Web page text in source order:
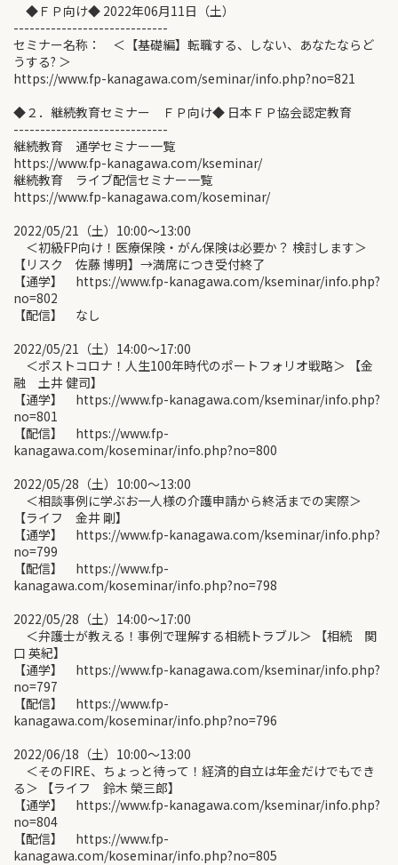
◆ＦＰ向け◆ 2022年06月11日（土）
-----------------------------
セミナー名称： ＜【基礎編】転職する、しない、あなたならど
うする? ＞
https://www.fp-kanagawa.com/seminar/info.php?no=821
◆２．継続教育セミナー ＦＰ向け◆ 日本ＦＰ協会認定教育
-----------------------------
継続教育 通学セミナー一覧
https://www.fp-kanagawa.com/kseminar/
継続教育 ライブ配信セミナー一覧
https://www.fp-kanagawa.com/koseminar/
2022/05/21（土）10:00〜13:00
＜初級FP向け！医療保険・がん保険は必要か？ 検討します＞
【リスク 佐藤 博明】→満席につき受付終了
【通学】 https://www.fp-kanagawa.com/kseminar/info.php?
no=802
【配信】 なし
2022/05/21（土）14:00〜17:00
＜ポストコロナ！人生100年時代のポートフォリオ戦略＞ 【金
融 土井 健司】
【通学】 https://www.fp-kanagawa.com/kseminar/info.php?
no=801
【配信】 https://www.fp-
kanagawa.com/koseminar/info.php?no=800
2022/05/28（土）10:00〜13:00
＜相談事例に学ぶお一人様の介護申請から終活までの実際＞
【ライフ 金井 剛】
【通学】 https://www.fp-kanagawa.com/kseminar/info.php?
no=799
【配信】 https://www.fp-
kanagawa.com/koseminar/info.php?no=798
2022/05/28（土）14:00〜17:00
＜弁護士が教える！事例で理解する相続トラブル＞ 【相続 関
口 英紀】
【通学】 https://www.fp-kanagawa.com/kseminar/info.php?
no=797
【配信】 https://www.fp-
kanagawa.com/koseminar/info.php?no=796
2022/06/18（土）10:00〜13:00
＜そのFIRE、ちょっと待って！経済的自立は年金だけでもでき
る＞ 【ライフ 鈴木 榮三郎】
【通学】 https://www.fp-kanagawa.com/kseminar/info.php?
no=804
【配信】 https://www.fp-
kanagawa.com/koseminar/info.php?no=805